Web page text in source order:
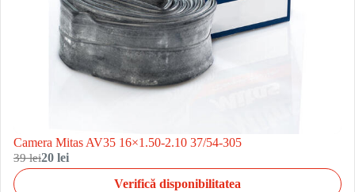
Camera Mitas AV35 16×1.50-2.10 37/54-305
39 lei20 lei
Verifică disponibilitatea